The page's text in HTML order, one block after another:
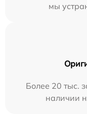
мы
Более 20 тыс.
наличии